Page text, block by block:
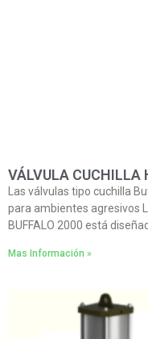
VÁLVULA CUCHILLA
Las válvulas tipo cuchilla
para ambientes agresivos
BUFFALO 2000 está
Mas Información »